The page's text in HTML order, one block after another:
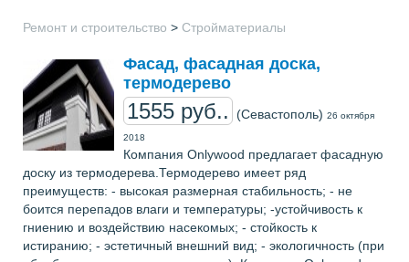
Ремонт и строительство > Стройматериалы
Фасад, фасадная доска,
термодерево
1555 руб.. (Севастополь) 26 октября
2018
Компания Onlywood предлагает фасадную
доску из термодерева.Термодерево имеет ряд
преимуществ: - высокая размерная стабильность; - не
боится перепадов влаги и температуры; -устойчивость к
гниению и воздействию насекомых; - стойкость к
истиранию; - эстетичный внешний вид; - экологичность (при